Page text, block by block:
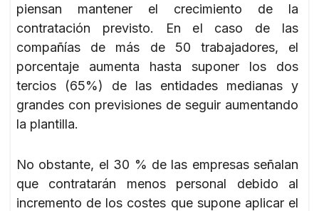
piensan mantener el crecimiento de la
contratación previsto. En el caso de las
compañías de más de 50 trabajadores, el
porcentaje aumenta hasta suponer los dos
tercios (65%) de las entidades medianas y
grandes con previsiones de seguir aumentando
la plantilla.
No obstante, el 30 % de las empresas señalan
que contratarán menos personal debido al
incremento de los costes que supone aplicar el